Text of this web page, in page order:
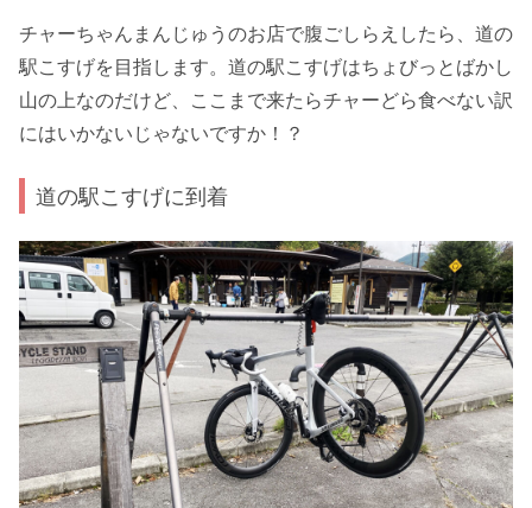
チャーちゃんまんじゅうのお店で腹ごしらえしたら、道の
駅こすげを目指します。道の駅こすげはちょびっとばかし
山の上なのだけど、ここまで来たらチャーどら食べない訳
にはいかないじゃないですか！？
道の駅こすげに到着